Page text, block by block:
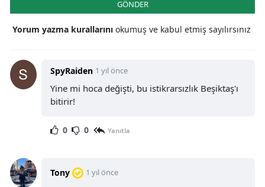
GÖNDER
Yorum yazma kurallarını okumuş ve kabul etmiş sayılırsınız
SpyRaiden 1 yıl önce
Yine mi hoca değişti, bu istikrarsızlık Beşiktaş'ı
bitirir!
0 0 Yanıtla
Tony 1 yıl önce